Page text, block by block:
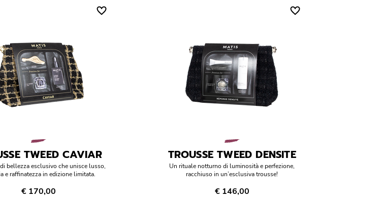
TWEED CAVIAR
bellezza esclusivo che unisce lusso,
e raffinatezza in edizione limitata.
€ 170,00
TROUSSE TWEED DENSITE
Un rituale notturno di luminosità e perfezione,
racchiuso in un’esclusiva trousse!
€ 146,00